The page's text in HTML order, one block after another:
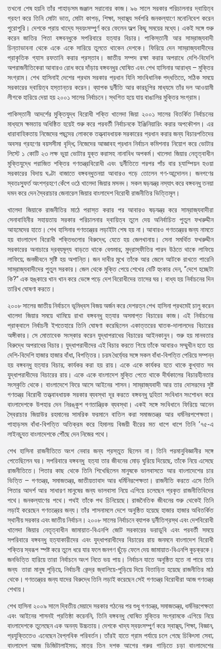
তখনো শেষ হয়নি তাঁর পাহাড়সম জঞ্জাল সরানোর কাজ। ৯৬ সালে সরকার পরিচালনার দ্বায়িত্ব
গ্রহণ করে তিনি মোটা ভাত, মোটা কাপড়, শিক্ষা, স্বাস্থ্য সর্বপরি জনকল্যাণে মনোনিবেশ করেন
পুরোপুরি। দেশকে প্রায় খাদ্যে স্বয়ংসম্পুর্ণ করে ফেলেন অল্প কিছু সময়ের মধ্যে। একই সঙ্গে শুরু
করেন জাতির পিতা বঙ্গবন্ধুকে সপরিবারে হত্যার বিচার। পাকিস্তানী আর সাম্রাজ্যবাদী
চিন্তাভাবনা থেকে একে একে সারিয়ে তুলতে থাকেন দেশকে। ফিরিয়ে দেন সাম্রাজ্যবাদীদের
প্রাকৃতিক গ্যাস রফতানি করার প্রস্তাব। জাতীয় সম্পদ রক্ষা করার অপরাধে দেশি-বিদেশি
অপরাজনীতিকেরা আবারও রোধ করে দাঁড়ায় বঙ্গবন্ধুর ঘোষিত এবং শেখ হাসিনার আরাধ্য – মুক্তির
সংগ্রাম। শেখ হাসিনাই দেশের প্রথম সরকার প্রধান যিনি সাংবিধানিক পদ্ধতিতে, সঠিক সময়ে
সরকারের দ্বায়িত্ব হস্তান্তর করেন। ব্যাপক দুর্নীতি আর কারচুপির মাধ্যমে তাঁর দল আওয়ামী
লীগকে হারিয়ে দেয়া হয় ২০০১ সালের নির্বাচনে। স্থগিত হয়ে যায় বাঙালির মুক্তির সংগ্রাম।
পাকিস্তানী আদর্শের মুক্তিযুদ্ধ বিরোধী শক্তি খালেদা জিয়া ২০০১ সালের বিতর্কিত নির্বাচনের
মাধ্যমে ক্ষমতায় অধিষ্ঠিত হয়েই শুরু করে পরবর্তী নির্বাচনকে ইঞ্জিনিয়ারিং করার অপকৌশল। এর
ধারাবাহিকতায় নিজেদের পছন্দের লোককে তত্ত্বাবধায়ক সরকারের প্রধান করার জন্য বিচারপতিদের
অবসর গ্রহণের বয়সসীমা বৃদ্ধি; নিজেদের আজ্ঞাবহ প্রধান নির্বাচন কমিশনার নিয়োগ করে ভোটার
লিস্টে ১ কোটি ২৩ লক্ষ ভুয়া ভোটার যুক্ত করাসহ নানাবিধ অপকর্ম। খালেদা জিয়ার নেতৃত্বাধীন
মুক্তিযুদ্ধে পরাজিত শক্তির গণতন্ত্রবিরোধী এবং দুর্নীতিতে পরপর পাঁচ বার চ্যাম্পিয়ন হওয়া
সরকারের বিদায় ঘণ্টা বাজাতে বঙ্গবন্ধুতনয়া আবারও গড়ে তোলেন গণ-আন্দোলন। জনগণের
স্বতঃস্ফুর্ত অংশগ্রহণে কেঁপে ওঠে খালেদা জিয়ার মসনদ। সকল ষড়যন্ত্র নস্যাৎ করে বঙ্গবন্ধু তনয়া
দমন করে দেন স্বৈরাচার জেনারেল জিয়ার বাংলাদেশ বিরোধী রাজনীতির ভিত্তিমূল।
খালেদা জিয়াকে রাজনীতির মাঠে পরাস্ত করার পর আবারও ষড়যন্ত্র করে সাম্রাজ্যবাদীরা
সেনাবাহিনীর সহায়তায় সরকার পরিচালনার দ্বায়িত্ব তুলে দেয় অনির্বাচিত পুতুল ফখরুদ্দীন
আহমেদের হাতে। শেখ হাসিনার গণতন্ত্রের লড়াইটা শেষ হয় না। আবারও গণতন্ত্রের জন্য নামতে
হয় বাংলাদেশ বিরোধী শক্তিগুলোর বিরুদ্ধে; যেতে হয় জেলখানায়। সেনা সমর্থিত ফখরুদ্দীন
সরকারের অনাচারে দ্রব্যমূল্য বাড়তে থাকে বেশুমার; মুদ্রাস্ফীতির পারদ উঠতে থাকে লাফিয়ে
লাফিয়ে; জনজীবনে সৃষ্টি হয় অশান্তি। জন দাবীর মুখে তাঁকে আর জেলে আটকে রাখতে পারেনি
সাম্রাজ্যবাদীদের পুতুল সরকার। জেল থেকে মুক্তি পেয়ে শেখের বেটি হুংকার দেন, “দেশে হচ্ছেটা
কি?” এক হুঙ্কারে খান খান করে ভেঙ্গে পড়ে দেশ বিরোধীদের তাসের ঘর। বাধ্য হয় নির্বাচনের দিন
তারিখ ঘোষণা করতে।
২০০৮ সালের জাতীয় নির্বাচনে ভূমিধ্বস বিজয় অর্জন করে দেশরত্ন শেখ হাসিনা প্রথমেই চালু করেন
খালেদা জিয়ার সময়ে থামিয়ে রাখা বঙ্গবন্ধু হত্যার অসমাপ্ত বিচারের কাজ। এই নির্বাচনের
প্রাক্বালে নির্বাচনী ইশতেহারে তিনি ঘোষণা করেছিলেন একাত্তরের ঘাতক-দালালদের বিচারের
অঙ্গীকার। সে মোতাবেক সংস্কার করেন যুদ্ধাপরাধের বিচারের আইনকানুন। শুরু হয় মানবতার
বিরুদ্ধে অপরাধের বিচার। যুদ্ধাপরাধীদের এই বিচার করতে গিয়ে তাঁকে আবারও সম্মুখীন হতে হয়
দেশি-বিদেশি হাজার হাজার বাঁধা, বিপত্তির। চরম ধৈর্য্যের সঙ্গে সকল বাঁধা-বিপত্তি পেরিয়ে সম্পন্ন
হয় বঙ্গবন্ধু হত্যার বিচার; কার্যকর করা হয় রায়। একে একে কার্যকর হতে থাকে কুখ্যাত সব
যুদ্ধাপরাধীদের বিচারের রায়। একে একে বাংলাদেশ মুক্তি পেতে থাকে দীর্ঘকালের বিচারহীনতার
সংস্কৃতি থেকে। বাংলাদেশে ফিরে আসে আইনের শাসন। সাম্রাজ্যবাদী আর তার দোসরদের সৃষ্ট
গণতন্ত্র বিরোধী তত্ত্বাবধায়ক সরকার ব্যবস্থা দূর করতে বঙ্গবন্ধু দুহিতা সংবিধান সংশোধন করে
বাংলাদেশকে উপহার দেন নিরঙ্কুশ গণতান্ত্রিক ব্যবস্থা। একই সঙ্গে সংবিধানে ফিরিয়ে আনেন
স্বৈরাচার জিয়াউর রহমানের সামরিক ফরমানে বাতিল করা সমাজতন্ত্র আর ধর্মনিরপপেক্ষতা।
পাহাড়সম বাঁধা-বিপত্তি অতিক্রম করে হিমালয় বিজয়ী বীরের মত ধাপে ধাপে তিনি ’৭৫-এ
লাইনচ্যুত বাংলাদেশকে পৌঁছে দেন নিজের পথে।
শেখ হাসিনা রাজনীতিতে অংশ নেবার জন্য প্রস্তুত ছিলেন না। তিনি পরমানুবিজ্ঞানীর সঙ্গে
পেতেছিলেন ঘর। সপরিবারে বঙ্গবন্ধু হত্যা তার জীবনের মোড় ঘুরিয়ে দিয়েছে, তাঁকে নিয়ে এসেছে
রাজনীতিতে। পিতার কাছ থেকে তিনি শিখেছিলেন মানুষকে ভালবাসতে আর বাংলাদেশের চার
ভিত্তি – গণতন্ত্র, সমাজতন্ত্র, জাতীয়তাবাদ আর ধর্মিনিরপেক্ষতা। রাজনীতি করতে এসে তিনি
পিতার আদর্শ আর সাধারণ মানুষের জন্য ভালবাসা নিয়ে এগিয়ে চলেছেন প্রকৃত রাজনীতিবিদের
পথে। জনকল্যাণের পথে। পথই তাঁকে পথ চিনিয়েছে। রাজনৈতিক জীবনের শুরু থেকেই তিনি
লড়াই করেছেন গণতন্ত্রের জন্য। তাঁর শাসনামলে দেশে অনুষ্ঠিত হয়েছে হাজার হাজার অবিতর্কিত
স্থানীয় সরকার এবং জাতীয় নির্বাচন। ২০০৮ সালের নির্বাচনে ব্যাপক দুর্নীতিগ্রস্থ এবং দেশবিরোধী
খালেদা জিয়ার নেতৃত্বাধীন জামায়াত-বিএনপি জোট সরকারের ভরাডুবি এবং পরবর্তী সময়ে
সপরিবারে বঙ্গবন্ধু হত্যাকারীদের এবং যুদ্ধাপরাধীদের বিচারের রায় জনমনে বাংলাদেশ বিরোধী
শক্তির স্বরূপ স্পষ্ট করে তুলে ধরে যার ফলে জনগণ ছুঁড়ে ফেলে দেয় জামায়াত-বিএনপি কুচক্রকে।
জনভিত্তি হারিয়ে তারা নির্বাচনে অংশ নিতে ভয় পায়। নির্বাচন যাতে অনুষ্ঠিত হতে না পারে তার
জন্য তারা মানুষ পুড়িয়ে, নির্বাচনী কেন্দ্র জ্বালিয়ে-পুড়িয়ে দিয়ে বিতাড়িত হয়েছে রাজনীতির মাঠ
থেকে। গণতন্ত্রের জন্য যাদের বিরুদ্ধে তিনি লড়াই করেছেন সেই গণতন্ত্র বিরোধীরা আজ গণতন্ত্র
শেখায়।
শেখ হাসিনা ২০০৯ সালে দ্বিতীয় মেয়াদে সরকার গঠনের পর শুধু গণতন্ত্র, সমাজতন্ত্র, ধর্মনিরপেক্ষতা
এবং আইনের শাসনই প্রতিষ্ঠা করেননি, তিনি বঙ্গবন্ধু ঘোষিত মুক্তির সংগ্রামকে এগিয়ে নিয়ে
বাংলাদেশকে তুলেছেন এক অনন্য উচ্চতায়। দেশকে খাদ্য স্বয়ংসম্পুর্ণ করে স্বাস্থ্য, শিক্ষা, বিজ্ঞান,
প্রযুক্তিতেও এনেছেন বৈপ্লবিক পরিবর্তন। তাঁরই হাতে গ্রাম পর্যায়ে চলে গেছে চিকিৎসা সেবা;
বাংলাদেশ আজ ডিজিটালাইসড; মাত্র তিন দশক আগের গরুর গাড়িতে চড়া বাংলাদেশের